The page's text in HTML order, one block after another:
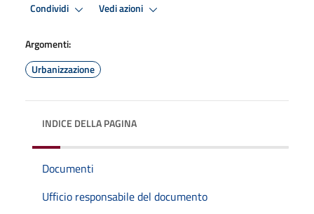
Condividi Vedi azioni
Argomenti:
Urbanizzazione
INDICE DELLA PAGINA
Documenti
Ufficio responsabile del documento